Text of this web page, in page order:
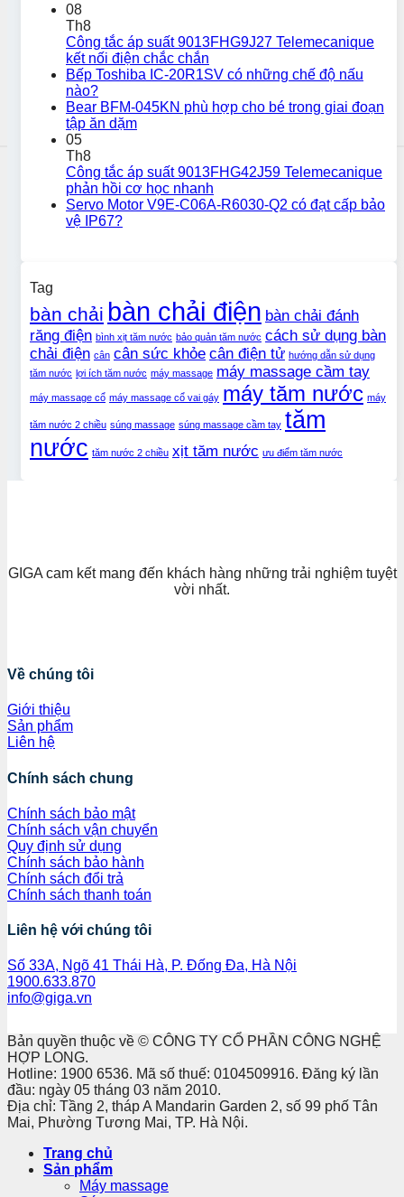
08
Th8
Công tắc áp suất 9013FHG9J27 Telemecanique
kết nối điện chắc chắn
Bếp Toshiba IC-20R1SV có những chế độ nấu
nào?
Bear BFM-045KN phù hợp cho bé trong giai đoạn
tập ăn dặm
05
Th8
Công tắc áp suất 9013FHG42J59 Telemecanique
phản hồi cơ học nhanh
Servo Motor V9E-C06A-R6030-Q2 có đạt cấp bảo
vệ IP67?
Tag
bàn chải bàn chải điện bàn chải đánh
răng điện bình xịt tăm nước bảo quản tăm nước cách sử dụng bàn
chải điện cân cân sức khỏe cân điện tử hướng dẫn sử dụng
tăm nước lợi ích tăm nước máy massage máy massage cầm tay
máy massage cổ máy massage cổ vai gáy máy tăm nước máy
tăm nước 2 chiều súng massage súng massage cầm tay tăm
nước tăm nước 2 chiều xịt tăm nước ưu điểm tăm nước
GIGA cam kết mang đến khách hàng những trải nghiệm tuyệt
vời nhất.
Về chúng tôi
Giới thiệu
Sản phẩm
Liên hệ
Chính sách chung
Chính sách bảo mật
Chính sách vận chuyển
Quy định sử dụng
Chính sách bảo hành
Chính sách đổi trả
Chính sách thanh toán
Liên hệ với chúng tôi
Số 33A, Ngõ 41 Thái Hà, P. Đống Đa, Hà Nội
1900.633.870
info@giga.vn
Bản quyền thuộc về © CÔNG TY CỔ PHẦN CÔNG NGHỆ
HỢP LONG.
Hotline: 1900 6536. Mã số thuế: 0104509916. Đăng ký lần
đầu: ngày 05 tháng 03 năm 2010.
Địa chỉ: Tầng 2, tháp A Mandarin Garden 2, số 99 phố Tân
Mai, Phường Tương Mai, TP. Hà Nội.
Trang chủ
Sản phẩm
Máy massage